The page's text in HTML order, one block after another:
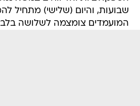
שבועות, והיום (שלישי) מתחיל
המועמדים צומצמה לשלושה